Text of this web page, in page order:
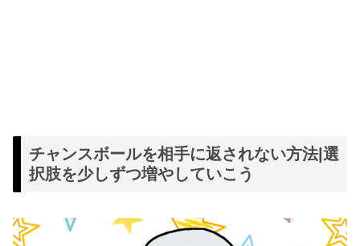
チャンスボールを相手に返されない方法|選
択肢を少しずつ増やしていこう